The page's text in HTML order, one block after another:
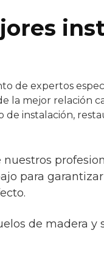
de expertos
la mejor relación
de instalación,
para
de madera y